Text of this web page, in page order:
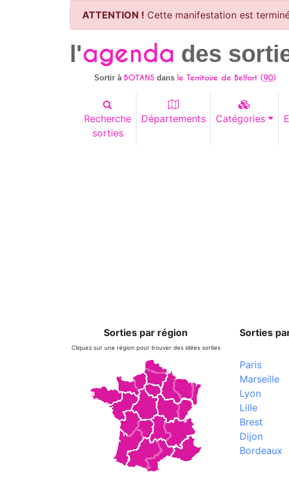
ATTENTION ! Cette manifestation est
l'agenda des
Sortir à BOTANS dans le Territoire de Belfort (90)
Recherche
sorties
Départements Catégories
Sorties par région
Cliquez sur une région pour trouver des idées sorties
Sorties
Paris
Marseille
Lyon
Lille
Brest
Dijon
Bordeaux